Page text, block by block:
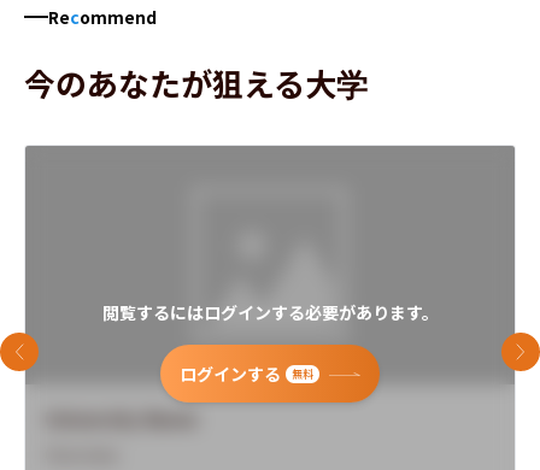
Recommend
今のあなたが狙える大学
閲覧するにはログインする必要があります。
ログインする 無料
前のスライド 次